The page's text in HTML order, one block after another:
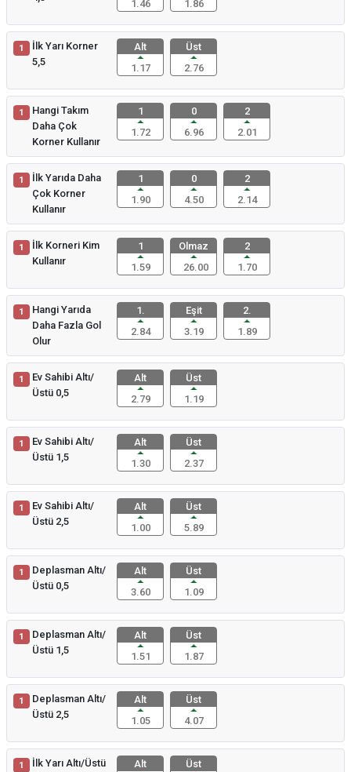
1.46 1.86
1
İlk Yarı Korner
5,5
Alt
1.17
Üst
2.76
1
Hangi Takım
Daha Çok
Korner Kullanır
1
1.72
0
6.96
2
2.01
1
İlk Yarıda Daha
Çok Korner
Kullanır
1
1.90
0
4.50
2
2.14
1
İlk Korneri Kim
Kullanır
1
1.59
Olmaz
26.00
2
1.70
1
Hangi Yarıda
Daha Fazla Gol
Olur
1.
2.84
Eşit
3.19
2.
1.89
1
Ev Sahibi Altı/
Üstü 0,5
Alt
2.79
Üst
1.19
1
Ev Sahibi Altı/
Üstü 1,5
Alt
1.30
Üst
2.37
1
Ev Sahibi Altı/
Üstü 2,5
Alt
1.00
Üst
5.89
1
Deplasman Altı/
Üstü 0,5
Alt
3.60
Üst
1.09
1
Deplasman Altı/
Üstü 1,5
Alt
1.51
Üst
1.87
1
Deplasman Altı/
Üstü 2,5
Alt
1.05
Üst
4.07
1
İlk Yarı Altı/Üstü
Alt
Üst